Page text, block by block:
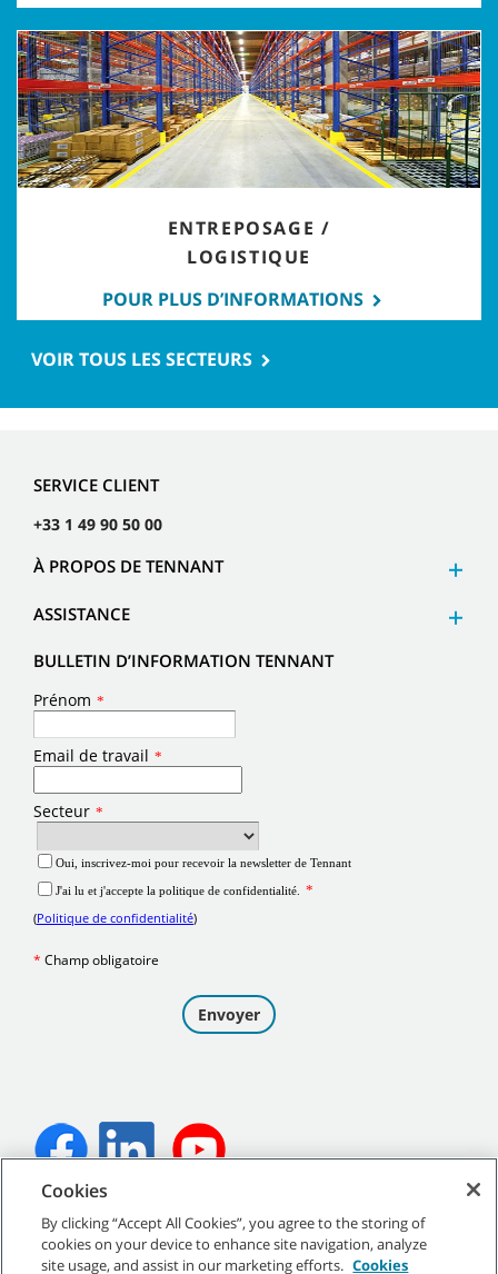
ENTREPOSAGE /
LOGISTIQUE
POUR PLUS D’INFORMATIONS
VOIR TOUS LES SECTEURS
SERVICE CLIENT
+33 1 49 90 50 00
À PROPOS DE TENNANT
ASSISTANCE
BULLETIN D’INFORMATION TENNANT
©2026Tennant Company. Tous droits réservés.
Cookies
By clicking “Accept All Cookies”, you agree to the storing of
cookies on your device to enhance site navigation, analyze
site usage, and assist in our marketing efforts. Cookies